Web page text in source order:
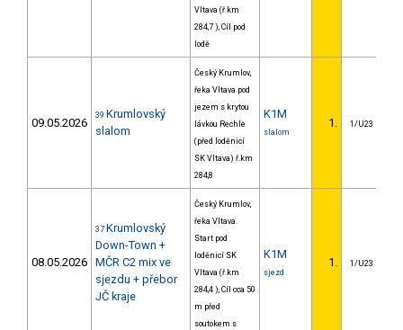
Vltava (ř.km
284,7 ), Cíl pod
lodě
09.05.2026
39 Krumlovský
slalom
Český Krumlov,
řeka Vltava pod
jezem s krytou
lávkou Rechle
(před loděnicí
SK Vltava) ř.km
284,8
K1M
slalom
1. 1/U23
08.05.2026
37 Krumlovský
Down-Town +
MČR C2 mix ve
sjezdu + přebor
JČ kraje
Český Krumlov,
řeka Vltava.
Start pod
loděnicí SK
Vltava (ř.km
284,4 ), Cíl cca 50
m před
soutokem s
K1M
sjezd
1. 1/U23